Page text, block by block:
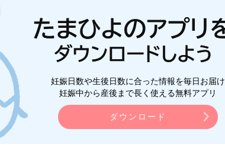
妊娠日数や生後日数に合った情報を毎日お届け
妊娠中から産後まで長く使える無料アプリ
ダウンロード